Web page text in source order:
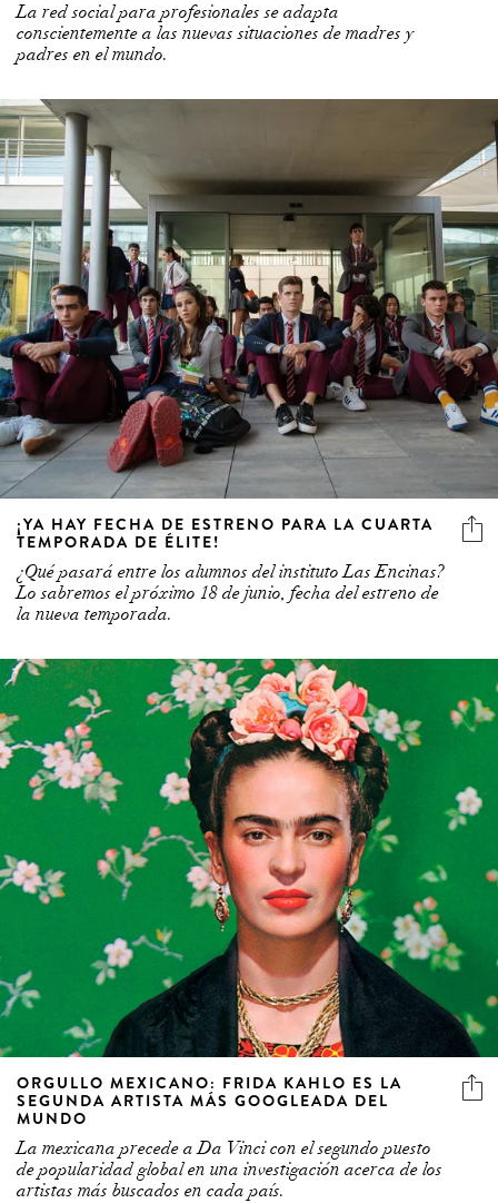
La red social para profesionales se adapta
conscientemente a las nuevas situaciones de madres y
padres en el mundo.
¡YA HAY FECHA DE ESTRENO PARA LA CUARTA
TEMPORADA DE ÉLITE!
¿Qué pasará entre los alumnos del instituto Las Encinas?
Lo sabremos el próximo 18 de junio, fecha del estreno de
la nueva temporada.
ORGULLO MEXICANO: FRIDA KAHLO ES LA
SEGUNDA ARTISTA MÁS GOOGLEADA DEL
MUNDO
La mexicana precede a Da Vinci con el segundo puesto
de popularidad global en una investigación acerca de los
artistas más buscados en cada país.